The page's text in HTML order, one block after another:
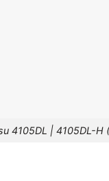
4105DL | 4105DL-H